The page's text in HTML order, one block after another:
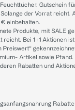
der Vorrat
einbehalten.
Produkte, mit
Bei 1+1 Aktionen
Preiswert“
Artikel sowie
Rabatten und